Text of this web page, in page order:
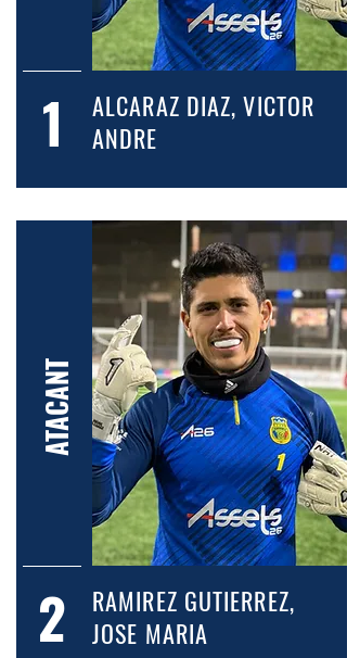
1
ALCARAZ DIAZ, VICTOR
ANDRE
ATACANT
2
RAMIREZ GUTIERREZ,
JOSE MARIA